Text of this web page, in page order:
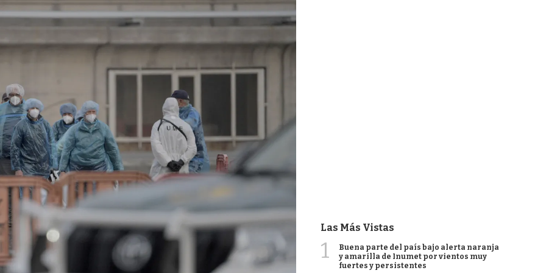
Las Más Vistas
1
Buena parte del país bajo alerta naranja
y amarilla de Inumet por vientos muy
fuertes y persistentes